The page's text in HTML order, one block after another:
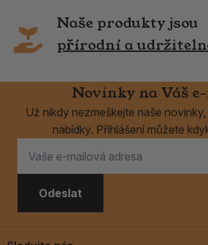
Naše produkty jsou
přírodní a
Novinky na Váš
Už nikdy nezmeškejte naše
nabídky. Přihlášení můžete
Odeslat